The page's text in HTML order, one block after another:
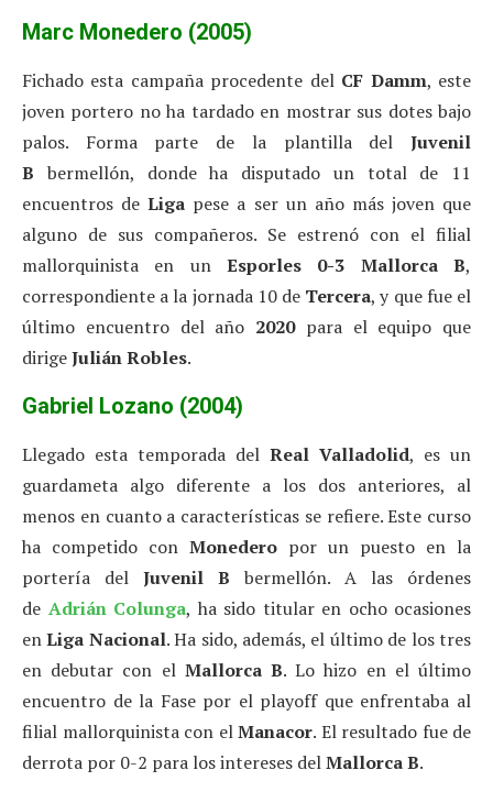
Marc Monedero (2005)
Fichado esta campaña procedente del CF Damm, este
joven portero no ha tardado en mostrar sus dotes bajo
palos. Forma parte de la plantilla del Juvenil
B bermellón, donde ha disputado un total de 11
encuentros deLiga pese a ser un año más joven que
alguno de sus compañeros. Se estrenó con el filial
mallorquinista en un Esporles 0-3 Mallorca B,
correspondiente a la jornada 10 de Tercera, y que fue el
último encuentro del año 2020para el equipo que
dirigeJulián Robles.
Gabriel Lozano (2004)
Llegado esta temporada del Real Valladolid, es un
guardameta algo diferente a los dos anteriores, al
menos en cuanto a características se refiere. Este curso
ha competido con Monedero por un puesto en la
portería del Juvenil B bermellón. A las órdenes
de Adrián Colunga, ha sido titular en ocho ocasiones
enLiga Nacional. Ha sido, además, el último de los tres
en debutar con el Mallorca B. Lo hizo en el último
encuentro de la Fase por el playoff que enfrentaba al
filial mallorquinista con elManacor. El resultado fue de
derrota por 0-2 para los intereses delMallorca B.